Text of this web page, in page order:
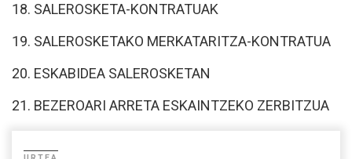
18. SALEROSKETA-KONTRATUAK
19. SALEROSKETAKO MERKATARITZA-KONTRATUA
20. ESKABIDEA SALEROSKETAN
21. BEZEROARI ARRETA ESKAINTZEKO ZERBITZUA